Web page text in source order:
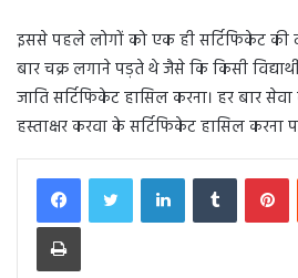
इससे पहले लोगों को एक ही सर्टिफिकेट की
बार चक्र लगाने पड़ते थे जैसे कि किसी
जाति सर्टिफिकेट हासिल करना। हर बार
हस्ताक्षर करवा के सर्टिफिकेट हासिल करना
LinkedInTumblr
Print